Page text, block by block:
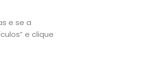
e se a
e clique